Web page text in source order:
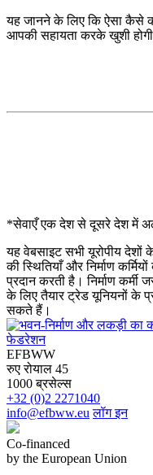
यह जानने के लिए कि ऐसा कैसे
आपकी सहायता करके खुशी
*सेवाएँ एक देश से दूसरे देश में
यह वेबसाइट सभी यूरोपीय देशों
की स्थितियाँ और निर्माण
प्रदान करती है। निर्माण
के लिए तैयार ट्रेड यूनियनों के
सकते हैं।
EFBWW
रुए रोयाल 45
1000 ब्रसेल्स
+32 (0)2 2271040
info@efbww.eu लॉग इन
Co-financed
by the European Union